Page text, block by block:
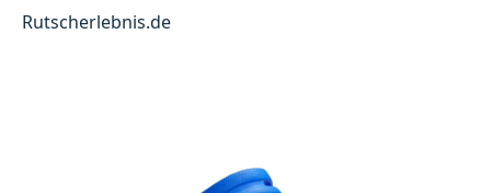
Rutscherlebnis.de